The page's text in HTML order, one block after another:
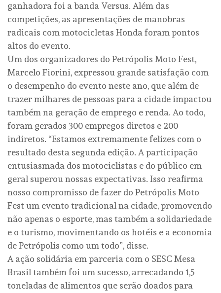
ganhadora foi a banda Versus. Além das
competições, as apresentações de manobras
radicais com motocicletas Honda foram pontos
altos do evento.
Um dos organizadores do Petrópolis Moto Fest,
Marcelo Fiorini, expressou grande satisfação com
o desempenho do evento neste ano, que além de
trazer milhares de pessoas para a cidade impactou
também na geração de emprego e renda. Ao todo,
foram gerados 300 empregos diretos e 200
indiretos. “Estamos extremamente felizes com o
resultado desta segunda edição. A participação
entusiasmada dos motociclistas e do público em
geral superou nossas expectativas. Isso reafirma
nosso compromisso de fazer do Petrópolis Moto
Fest um evento tradicional na cidade, promovendo
não apenas o esporte, mas também a solidariedade
e o turismo, movimentando os hotéis e a economia
de Petrópolis como um todo”, disse.
A ação solidária em parceria com o SESC Mesa
Brasil também foi um sucesso, arrecadando 1,5
toneladas de alimentos que serão doados para